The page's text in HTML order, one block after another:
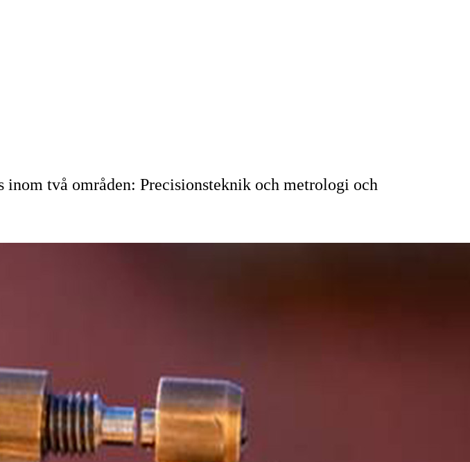
två områden: Precisionsteknik och metrologi och